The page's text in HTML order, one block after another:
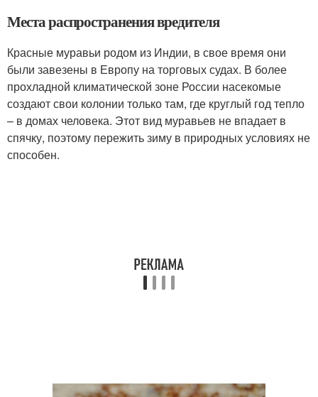
Места распространения вредителя
Красные муравьи родом из Индии, в свое время они
были завезены в Европу на торговых судах. В более
прохладной климатической зоне России насекомые
создают свои колонии только там, где круглый год тепло
– в домах человека. Этот вид муравьев не впадает в
спячку, поэтому пережить зиму в природных условиях не
способен.